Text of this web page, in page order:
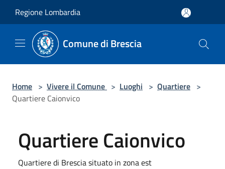
Regione Lombardia
Comune di Brescia
Home > Vivere il Comune > Luoghi > Quartiere >
Quartiere Caionvico
Quartiere Caionvico
Quartiere di Brescia situato in zona est